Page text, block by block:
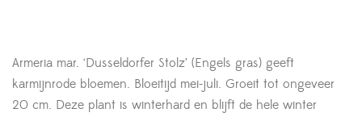
Armeria mar. ‘Dusseldorfer Stolz’ (Engels gras) geeft
karmijnrode bloemen. Bloeitijd mei-juli. Groeit tot ongeveer
20 cm. Deze plant is winterhard en blijft de hele winter